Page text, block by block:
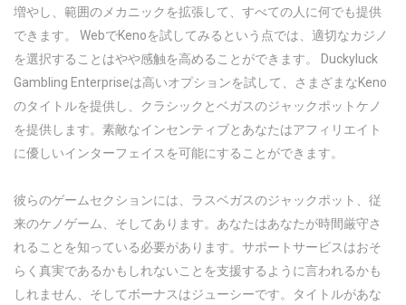
増やし、範囲のメカニックを拡張して、すべての人に何でも提供
できます。 WebでKenoを試してみるという点では、適切なカジノ
を選択することはやや感触を高めることができます。 Duckyluck
Gambling Enterpriseは高いオプションを試して、さまざまなKeno
のタイトルを提供し、クラシックとベガスのジャックポットケノ
を提供します。素敵なインセンティブとあなたはアフィリエイト
に優しいインターフェイスを可能にすることができます。
彼らのゲームセクションには、ラスベガスのジャックポット、従
来のケノゲーム、そしてあります。あなたはあなたが時間厳守さ
れることを知っている必要があります。サポートサービスはおそ
らく真実であるかもしれないことを支援するように言われるかも
しれません、そしてボーナスはジューシーです。タイトルがあな